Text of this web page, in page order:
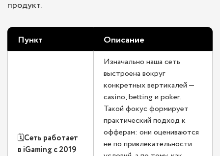
продукт.
Пункт Описание
🗓️Сеть работает
в iGaming с 2019
Изначально наша сеть
выстроена вокруг
конкретных вертикалей —
casino, betting и poker.
Такой фокус формирует
практический подход к
офферам: они оцениваются
не по привлекательности